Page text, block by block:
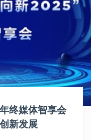
终媒体智享会
新发展